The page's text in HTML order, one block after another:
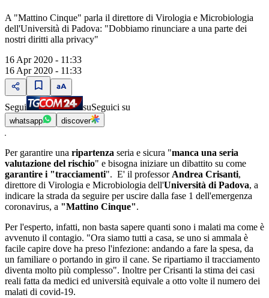
A "Mattino Cinque" parla il direttore di Virologia e Microbiologia
dell'Università di Padova: "Dobbiamo rinunciare a una parte dei
nostri diritti alla privacy"
16 Apr 2020 - 11:33
16 Apr 2020 - 11:33
Segui suSeguici su
whatsapp discover
Per garantire una ripartenza seria e sicura "manca una seria
valutazione del rischio" e bisogna iniziare un dibattito su come
garantire i "tracciamenti". E' il professor Andrea Crisanti,
direttore di Virologia e Microbiologia dell'Università di Padova, a
indicare la strada da seguire per uscire dalla fase 1 dell'emergenza
coronavirus, a "Mattino Cinque".
Per l'esperto, infatti, non basta sapere quanti sono i malati ma come è
avvenuto il contagio. "Ora siamo tutti a casa, se uno si ammala è
facile capire dove ha preso l'infezione: andando a fare la spesa, da
un familiare o portando in giro il cane. Se ripartiamo il tracciamento
diventa molto più complesso". Inoltre per Crisanti la stima dei casi
reali fatta da medici ed università equivale a otto volte il numero dei
malati di covid-19.